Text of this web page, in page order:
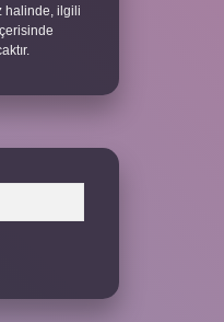
halinde, ilgili